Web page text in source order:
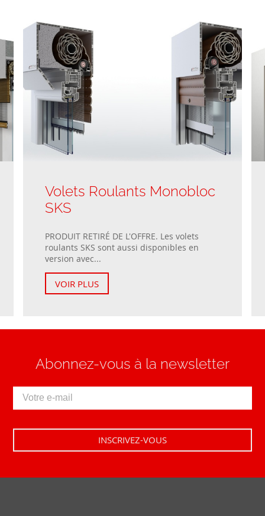
Volets Roulants Monobloc
SKS
PRODUIT RETIRÉ DE L'OFFRE. Les volets
roulants SKS sont aussi disponibles en
version avec...
VOIR PLUS
Abonnez-vous à la newsletter